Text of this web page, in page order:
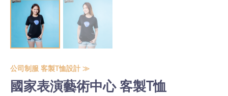
公司制服 客製T恤設計 ≫
國家表演藝術中心 客製T恤